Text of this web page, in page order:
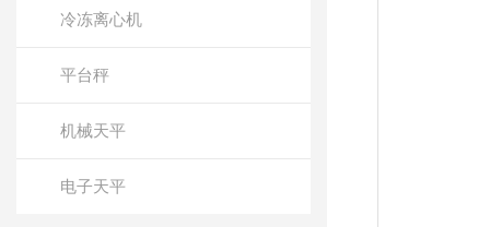
冷冻离心机
平台秤
机械天平
电子天平